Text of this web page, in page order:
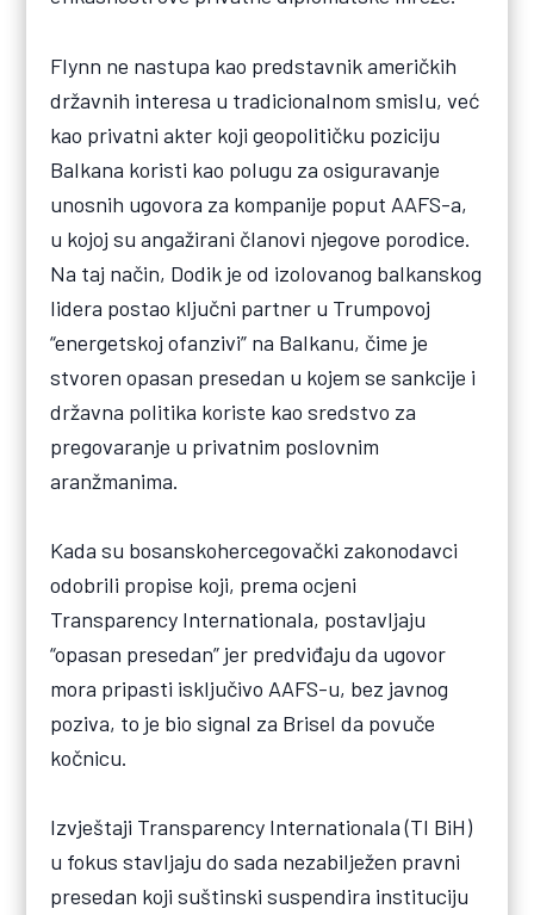
Flynn ne nastupa kao predstavnik američkih
državnih interesa u tradicionalnom smislu, već
kao privatni akter koji geopolitičku poziciju
Balkana koristi kao polugu za osiguravanje
unosnih ugovora za kompanije poput AAFS-a,
u kojoj su angažirani članovi njegove porodice.
Na taj način, Dodik je od izolovanog balkanskog
lidera postao ključni partner u Trumpovoj
“energetskoj ofanzivi” na Balkanu, čime je
stvoren opasan presedan u kojem se sankcije i
državna politika koriste kao sredstvo za
pregovaranje u privatnim poslovnim
aranžmanima.
Kada su bosanskohercegovački zakonodavci
odobrili propise koji, prema ocjeni
Transparency Internationala, postavljaju
“opasan presedan” jer predviđaju da ugovor
mora pripasti isključivo AAFS-u, bez javnog
poziva, to je bio signal za Brisel da povuče
kočnicu.
Izvještaji Transparency Internationala (TI BiH)
u fokus stavljaju do sada nezabilježen pravni
presedan koji suštinski suspendira instituciju